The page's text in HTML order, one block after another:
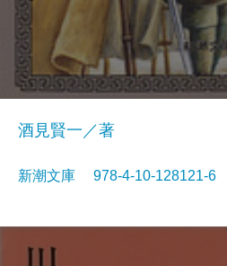
酒見賢一／著
新潮文庫 978-4-10-128121-